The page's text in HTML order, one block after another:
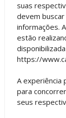
suas
devem
informações.
estão
https://
A experiência
para
seus